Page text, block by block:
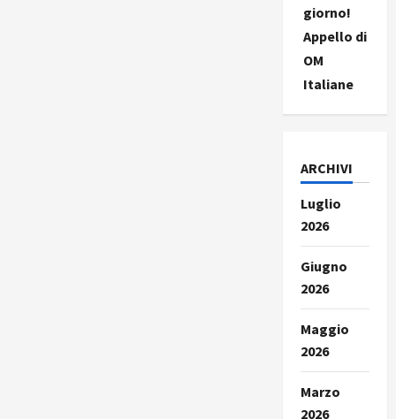
giorno!
Appello di
OM
Italiane
ARCHIVI
Luglio
2026
Giugno
2026
Maggio
2026
Marzo
2026